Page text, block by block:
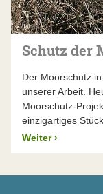
Schutz der
Der Moorschutz
unserer Arbeit.
Moorschutz-
einzigartiges
Weiter ›